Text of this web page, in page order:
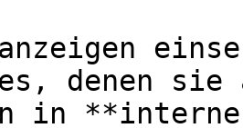
denen sie
in